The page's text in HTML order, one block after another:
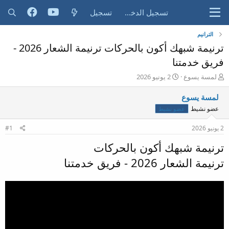
تسجيل الدخول تسجيل
الترانيم
ترنيمة شبهك أكون بالحركات ترنيمة الشعار 2026 -
فريق خدمتنا
ب
ا
د
ئ
ا
ل
م
ض
ع
لمسة يسوع
ت
ا
ي
خ
ا
د
2 يونيو 2026
لمسة يسوع
عضو نشيط عضو نشيط
2 يونيو 2026 #1
ترنيمة شبهك أكون بالحركات
ترنيمة الشعار 2026 - فريق خدمتنا